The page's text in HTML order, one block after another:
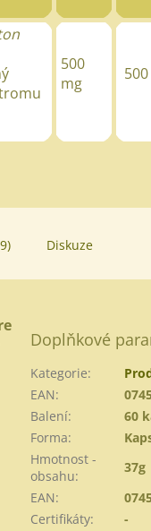
500
mg
Diskuze
Doplňkové
Kategorie:
EAN:
Balení:
60
Forma:
Hmotnost -
obsahu:
37g
EAN:
Certifikáty: -